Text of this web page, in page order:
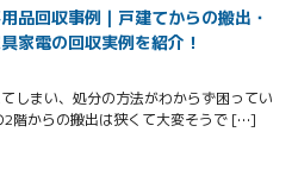
品回収事例｜戸建てからの搬出・
家電の回収実例を紹介！
てしまい、処分の方法がわからず困ってい
2階からの搬出は狭くて大変そうで […]